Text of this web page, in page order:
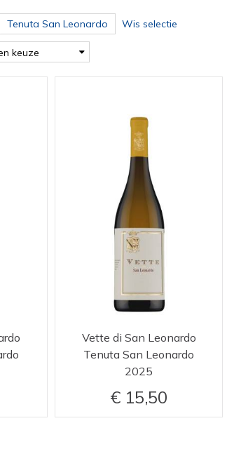
Tenuta San Leonardo Wis selectie
keuze
Vette di San Leonardo
Tenuta San Leonardo
2025
15,50